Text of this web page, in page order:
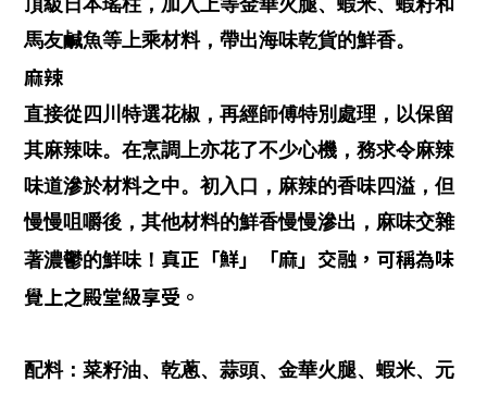
頂級日本瑤柱，加入上等金華火腿、蝦米、蝦籽和
馬友鹹魚等上乘材料，帶出海味乾貨的鮮香。
麻辣
直接從四川特選花椒，再經師傅特別處理，以保留
其麻辣味。在烹調上亦花了不少心機，務求令麻辣
味道滲於材料之中。初入口，麻辣的香味四溢，但
慢慢咀嚼後，其他材料的鮮香慢慢滲出，麻味交雜
著濃鬱的鮮味！ 真正「鮮」「麻」交融，可稱為味
覺上之殿堂級享受。
配料：菜籽油、乾蔥、蒜頭、金華火腿、蝦米、元